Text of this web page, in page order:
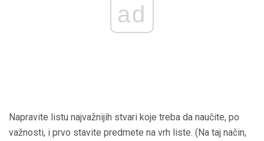
ad
Napravite listu najvažnijih stvari koje treba da naučite, po
važnosti, i prvo stavite predmete na vrh liste. (Na taj način,